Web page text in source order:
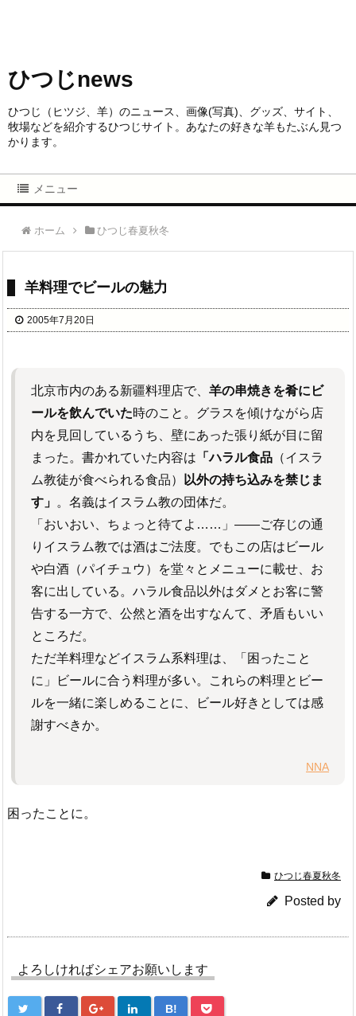
ひつじnews
ひつじ（ヒツジ、羊）のニュース、画像(写真)、グッズ、サイト、
牧場などを紹介するひつじサイト。あなたの好きな羊もたぶん見つ
かります。
メニュー
ホーム ひつじ春夏秋冬
羊料理でビールの魅力
2005年7月20日
北京市内のある新疆料理店で、 羊の串焼きを肴にビ
ールを飲んでいた時のこと。グラスを傾けながら店
内を見回しているうち、壁にあった張り紙が目に留
まった。書かれていた内容は 「ハラル食品 （イスラ
ム教徒が食べられる食品）
以外の持ち込みを禁じま
す」 。名義はイスラム教の団体だ。
「おいおい、ちょっと待てよ……」――ご存じの通
りイスラム教では酒はご法度。でもこの店はビール
や白酒（パイチュウ）を堂々とメニューに載せ、お
客に出している。ハラル食品以外はダメとお客に警
告する一方で、公然と酒を出すなんて、矛盾もいい
ところだ。
ただ羊料理などイスラム系料理は、「困ったこと
に」ビールに合う料理が多い。これらの料理とビー
ルを一緒に楽しめることに、ビール好きとしては感
謝すべきか。
NNA
困ったことに。
ひつじ春夏秋冬
Posted by
よろしければシェアお願いします
B!